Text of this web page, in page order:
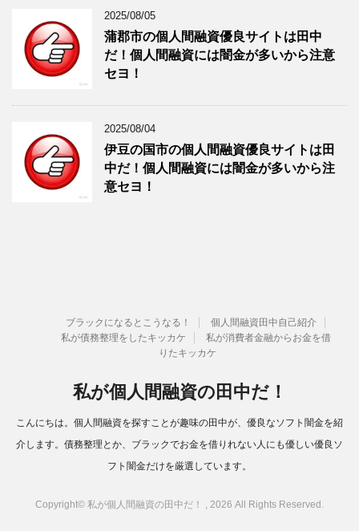
2025/08/05
蒲郡市の個人間融資優良サイトは田中
だ！個人間融資には闇金が多いから注意
セヨ！
2025/08/04
伊豆の国市の個人間融資優良サイトは田
中だ！個人間融資には闇金が多いから注
意セヨ！
ブラックになるとこうなる！
個人間融資田中自己紹介
私が債務整理をしたキッカケ
私が消費者金融からお金を借
りたキッカケ
私が個人間融資の田中だ！
こんにちは。個人間融資を探すことが趣味の田中が、優良なソフト闇金を紹
介します。債務整理とか、ブラックでお金を借りれない人にも優しい優良ソ
フト闇金だけを厳選しています。
Copyright© 私が個人間融資の田中だ！ , 2026 All Rights Reserved.